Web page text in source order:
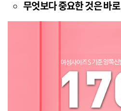
무엇보다 중요한 것은 바로